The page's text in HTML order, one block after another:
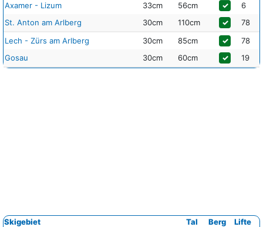
Axamer - Lizum
33cm 56cm ✓
6
St. Anton am Arlberg
30cm 110cm ✓
78
Lech - Zürs am Arlberg
30cm 85cm ✓
78
Gosau
30cm 60cm ✓ 19
Skigebiet Tal Berg
Lifte